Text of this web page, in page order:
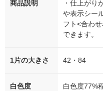
商品説明
・仕上がり
や表示シー
フト<合わ
できます。
1片の大きさ 42・84
白色度 白色度77%